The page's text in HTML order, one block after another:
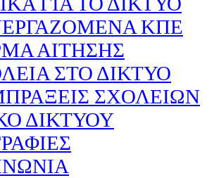
ΚΠΕ
ΑΙΤΗΣΗΣ
ΣΤΟ ΔΙΚΤΥΟ
ΣΧΟΛΕΙΩΝ
ΔΙΚΤΥΟΥ